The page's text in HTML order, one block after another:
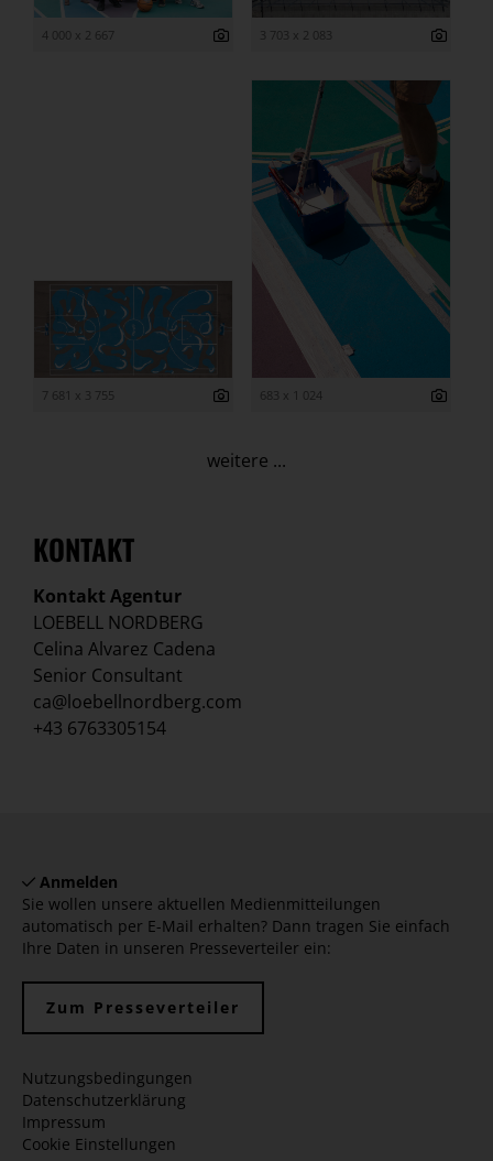
4 000 x 2 667 3 703 x 2 083
7 681 x 3 755 683 x 1 024
weitere ...
KONTAKT
Kontakt Agentur
LOEBELL NORDBERG
Celina Alvarez Cadena
Senior Consultant
ca@loebellnordberg.com
+43 6763305154
Anmelden
Sie wollen unsere aktuellen Medienmitteilungen
automatisch per E-Mail erhalten? Dann tragen Sie einfach
Ihre Daten in unseren Presseverteiler ein:
Zum Presseverteiler
Nutzungsbedingungen
Datenschutzerklärung
Impressum
Cookie Einstellungen